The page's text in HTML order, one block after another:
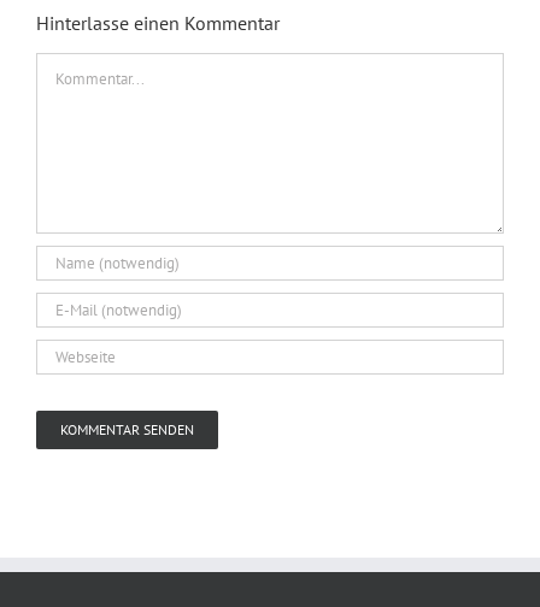
Hinterlasse einen Kommentar